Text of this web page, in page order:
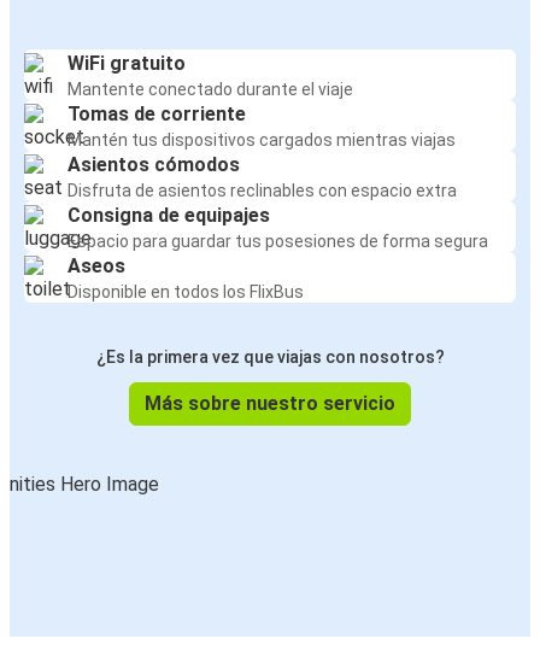
WiFi gratuito
Mantente conectado durante el viaje
Tomas de corriente
Mantén tus dispositivos cargados mientras viajas
Asientos cómodos
Disfruta de asientos reclinables con espacio extra
Consigna de equipajes
Espacio para guardar tus posesiones de forma segura
Aseos
Disponible en todos los FlixBus
¿Es la primera vez que viajas con nosotros?
Más sobre nuestro servicio